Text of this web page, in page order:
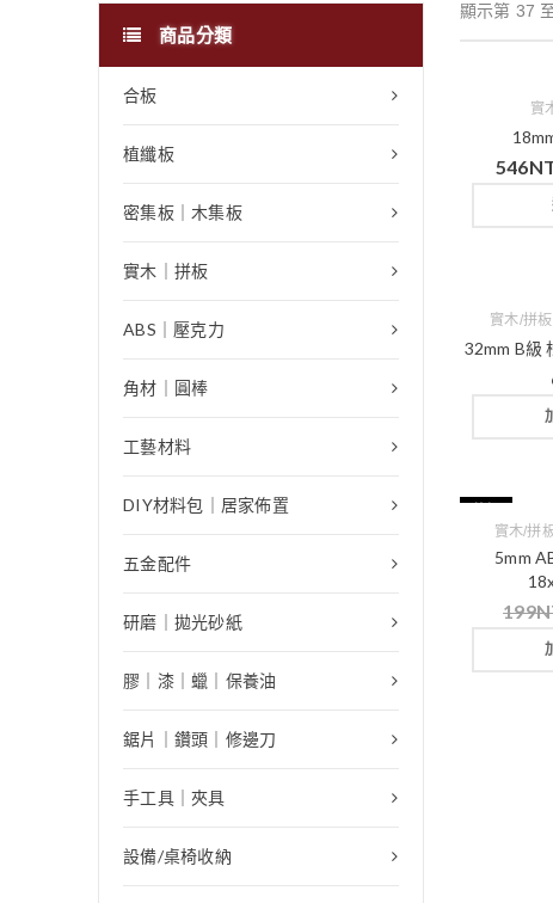
商品分類
合板
植纖板
密集板｜木集板
實木｜拼板
ABS｜壓克力
角材｜圓棒
工藝材料
DIY材料包｜居家佈置
五金配件
研磨｜拋光砂紙
膠｜漆｜蠟｜保養油
鋸片｜鑽頭｜修邊刀
手工具｜夾具
設備/桌椅收納
顯示第 37
實
546
實木/拼板
32mm B級
實木/拼
5mm
199